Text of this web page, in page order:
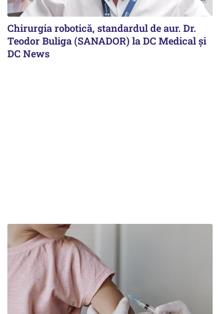
Chirurgia robotică, standardul de aur. Dr.
Teodor Buliga (SANADOR) la DC Medical și
DC News